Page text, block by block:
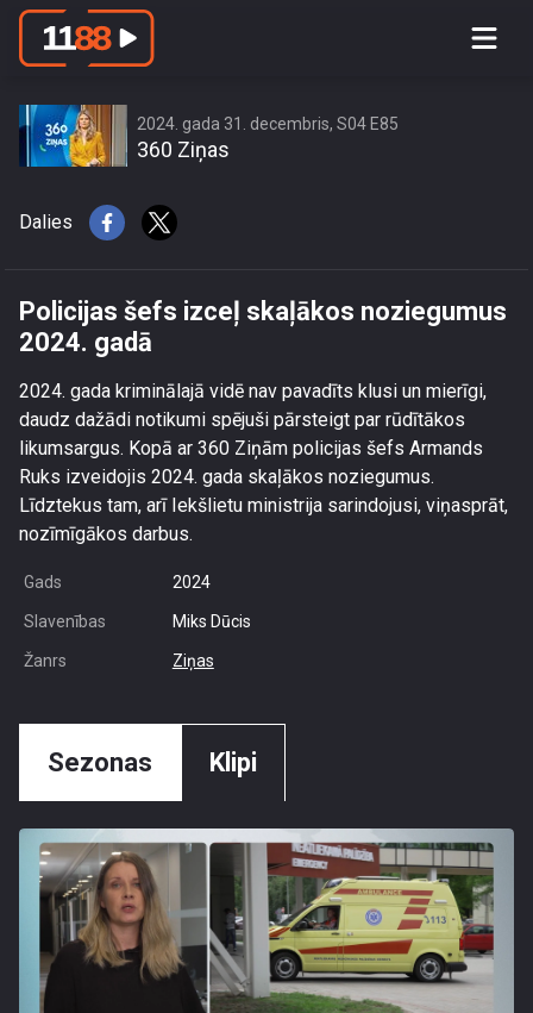
Policijas šefs izceļ skaļākos
2024. gada 31. decembris, S04 E85
360 Ziņas
Dalies
Policijas šefs izceļ skaļākos noziegumus
2024. gadā
2024. gada kriminālajā vidē nav pavadīts klusi un mierīgi,
daudz dažādi notikumi spējuši pārsteigt par rūdītākos
likumsargus. Kopā ar 360 Ziņām policijas šefs Armands
Ruks izveidojis 2024. gada skaļākos noziegumus.
Līdztekus tam, arī Iekšlietu ministrija sarindojusi, viņasprāt,
nozīmīgākos darbus.
Gads 2024
Slavenības Miks Dūcis
Žanrs Ziņas
Sezonas Klipi